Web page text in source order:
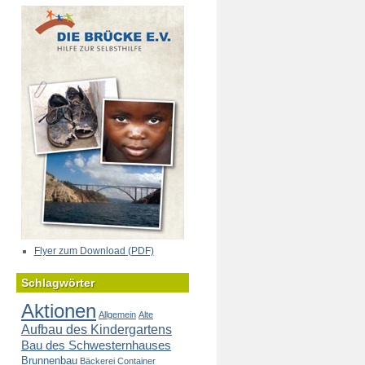
Flyer zum Download (PDF)
Schlagwörter
Aktionen Allgemein Alte
Aufbau des Kindergartens
Bau des Schwesternhauses
Brunnenbau Bäckerei Container